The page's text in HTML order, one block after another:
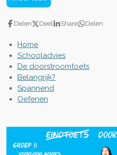
Delen Deel Share Delen
Home
Schooladvies
De doorstroomtoets
Belangrijk?
Spannend
Oefenen